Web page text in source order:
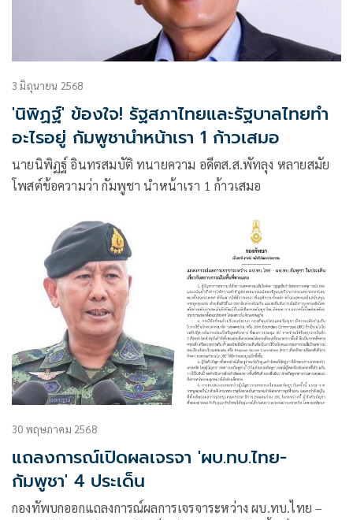
3 มิถุนายน 2568
'นิพิฏฐ์' ข้องใจ! รัฐสภาไทยและรัฐบาลไทยทำ
อะไรอยู่ กัมพูชานำหน้าเรา 1 ก้าวเสมอ
นายนิพิฏฐ์ อินทรสมบัติ ทนายความ อดีตส.ส.พัทลุง หลายสมัย
โพสต์ข้อความว่า กัมพูชา นำหน้าเรา 1 ก้าวเสมอ
30 พฤษภาคม 2568
แถลงการณ์เปิดผลเจรจา 'ผบ.ทบ.ไทย-
กัมพูชา' 4 ประเด็น
กองทัพบกออกแถลงการณ์ผลการเจรจาระหว่าง ผบ.ทบ.ไทย –